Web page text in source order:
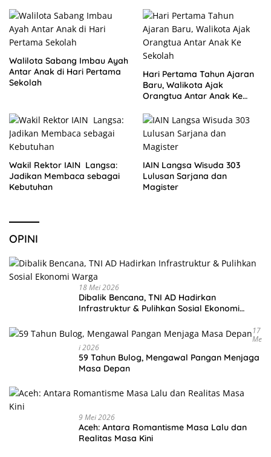
Walilota Sabang Imbau Ayah
Antar Anak di Hari Pertama
Sekolah
Hari Pertama Tahun Ajaran
Baru, Walikota Ajak
Orangtua Antar Anak Ke
Wakil Rektor IAIN Langsa:
Jadikan Membaca sebagai
Kebutuhan
IAIN Langsa Wisuda 303
Lulusan Sarjana dan
Magister
OPINI
18 Mei 2026
Dibalik Bencana, TNI AD Hadirkan
Infrastruktur & Pulihkan Sosial Ekonomi
17
Me
I 2026
59 Tahun Bulog, Mengawal Pangan Menjaga
Masa Depan
9 Mei 2026
Aceh: Antara Romantisme Masa Lalu dan
Realitas Masa Kini